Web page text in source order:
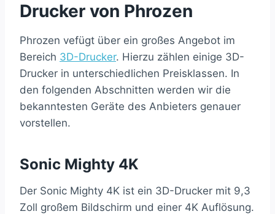
Drucker von Phrozen
Phrozen vefügt über ein großes Angebot im
Bereich 3D-Drucker. Hierzu zählen einige 3D-
Drucker in unterschiedlichen Preisklassen. In
den folgenden Abschnitten werden wir die
bekanntesten Geräte des Anbieters genauer
vorstellen.
Sonic Mighty 4K
Der Sonic Mighty 4K ist ein 3D-Drucker mit 9,3
Zoll großem Bildschirm und einer 4K Auflösung.